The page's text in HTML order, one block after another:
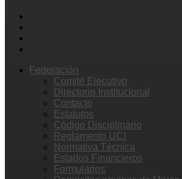
Federación
Comité Ejecutivo
Directorio Institucional
Contacto
Estatutos
Código Disciplinario
Reglamento UCI
Normativa Técnica
Estados Financieros
Formularios